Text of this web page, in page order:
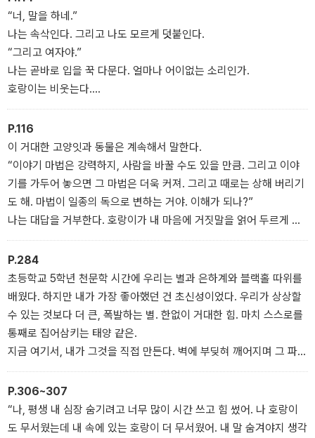
호랑이’와 밀고 당기는 줄다리기를 하는 과정 속에서, 마음 깊숙이 숨
겨 둔 고통과 슬픔, 분노와 욕망, 드러내기 힘든 진실과 마주할 용기를
깨닫는 이야기다. 한편으로는 이야기의 힘, 가족의 마법, 자아 정체성
탐구, 강인한 한국 여성들에 관해 말한다.
“너, 말을 하네.”
나는 속삭인다. 그리고 나도 모르게 덧붙인다.
“그리고 여자야.”
나는 곧바로 입을 꾹 다문다. 얼마나 어이없는 소리인가.
호랑이는 비웃는다.
“늘 이런 식이지. 수컷 호랑이 나오는 이야기 하나 들었다고 호랑이
하면 다 수컷이게? 인간들은 어쩌면 이렇게 한심한지.”
P.116
이 거대한 고양잇과 동물은 계속해서 말한다.
“이야기 마법은 강력하지, 사람을 바꿀 수도 있을 만큼. 그리고 이야
기를 가두어 놓으면 그 마법은 더욱 커져. 그리고 때로는 상해 버리기
도 해. 마법이 일종의 독으로 변하는 거야. 이해가 되나?”
나는 대답을 거부한다. 호랑이가 내 마음에 거짓말을 얽어 두르게 내
버려 두지 않을 것이다.
“네 할머니가 가둬 둔 이야기를 릴리 네가 풀어 주면 할머니는 나아질
거야. 그 별들이 계속 갇혀 있으면 할머니가 아프고 말이야. 그 별들이
네 할머니를……”
호랑이가 이를 드러낸다.
“……집어삼킬 거야.”
P.284
초등학교 5학년 천문학 시간에 우리는 별과 은하계와 블랙홀 따위를
배웠다. 하지만 내가 가장 좋아했던 건 초신성이었다. 우리가 상상할
수 있는 것보다 더 큰, 폭발하는 별. 한없이 거대한 힘. 마치 스스로를
통째로 집어삼키는 태양 같은.
지금 여기서, 내가 그것을 직접 만든다. 벽에 부딪혀 깨어지며 그 파란
유리 단지가 초신성이 된다. 나를 내 안에 억눌러 둘 수가 없다. 그 모
든 두려움, 분노, 잃어버린 희망…….
P.306~307
“나, 평생 내 심장 숨기려고 너무 많이 시간 쓰고 힘 썼어. 나 호랑이
도 무서웠는데 내 속에 있는 호랑이 더 무서웠어. 내 말 숨겨야지 생각